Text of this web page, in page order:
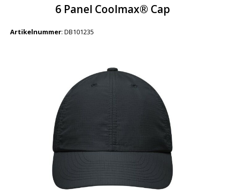
6 Panel Coolmax® Cap
Artikelnummer: DB101235